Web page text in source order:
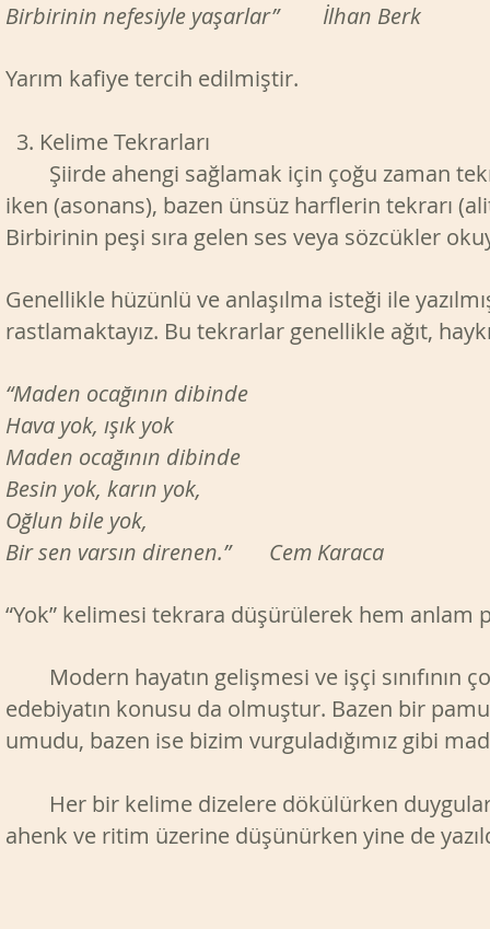
Birbirinin nefesiyle yaşarlar” İlhan Berk
Yarım kafiye tercih edilmiştir.
3. Kelime Tekrarları
Şiirde ahengi sağlamak için çoğu zaman
iken (asonans), bazen ünsüz harflerin tekrarı
Birbirinin peşi sıra gelen ses veya sözcükler
Genellikle hüzünlü ve anlaşılma isteği ile
rastlamaktayız. Bu tekrarlar genellikle ağıt,
“Maden ocağının dibinde
Hava yok, ışık yok
Maden ocağının dibinde
Besin yok, karın yok,
Oğlun bile yok,
Bir sen varsın direnen.” Cem Karaca
“Yok” kelimesi tekrara düşürülerek hem
Modern hayatın gelişmesi ve işçi sınıfının
edebiyatın konusu da olmuştur. Bazen bir
umudu, bazen ise bizim vurguladığımız gibi
Her bir kelime dizelere dökülürken
ahenk ve ritim üzerine düşünürken yine de